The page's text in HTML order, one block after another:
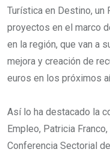
Turística en Destino, un
proyectos en el marco
en la región, que van a
mejora y creación de
euros en los próximos
Así lo ha destacado la
Empleo, Patricia
Conferencia Sectorial